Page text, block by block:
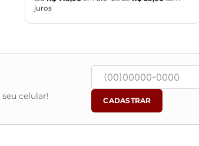
juros
celular! CADASTRAR